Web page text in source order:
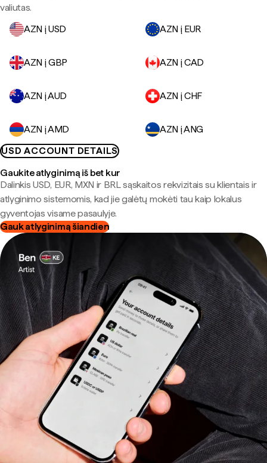
valiutas.
AZN į USD
AZN į EUR
AZN į GBP AZN į CAD
AZN į AUD AZN į CHF
AZN į AMD
AZN į ANG
USD ACCOUNT DETAILS
Gaukite atlyginimą iš bet kur
Dalinkis USD, EUR, MXN ir BRL sąskaitos rekvizitais su klientais ir
atlyginimo sistemomis, kad jie galėtų mokėti tau kaip lokalus
gyventojas visame pasaulyje.
Gauk atlyginimą šiandien